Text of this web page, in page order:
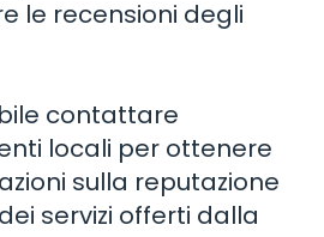
le recensioni degli
contattare
locali per ottenere
sulla reputazione
servizi offerti dalla